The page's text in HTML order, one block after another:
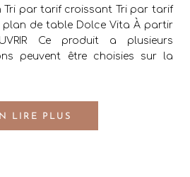
Tri par tarif croissant Tri par tarif
plan de table Dolce Vita À partir
Ce produit a plusieurs
peuvent être choisies sur la
LIRE PLUS